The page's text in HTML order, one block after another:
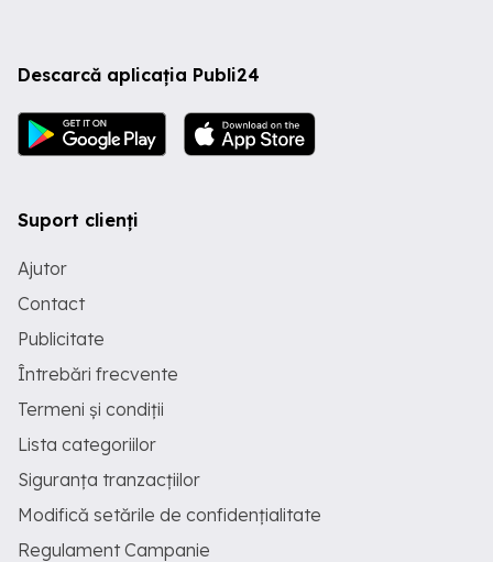
Descarcă aplicația Publi24
Suport clienți
Ajutor
Contact
Publicitate
Întrebări frecvente
Termeni și condiții
Lista categoriilor
Siguranța tranzacțiilor
Modifică setările de confidențialitate
Regulament Campanie